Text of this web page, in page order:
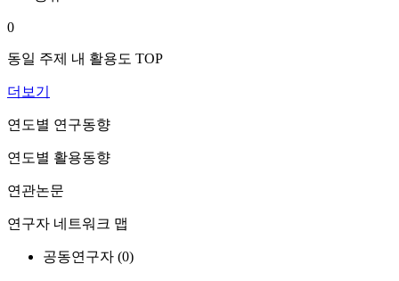
0
동일 주제 내 활용도 TOP
더보기
연도별 연구동향
연도별 활용동향
연관논문
연구자 네트워크 맵
공동연구자 (0)